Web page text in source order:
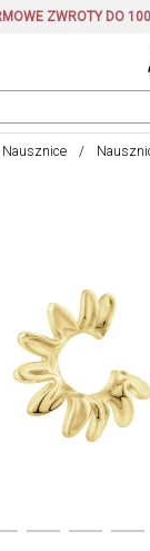
ZWROTY DO 100
Nausznice